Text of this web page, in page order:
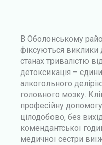
В Оболонському
фіксуються виклики
станах тривалістю
детоксикація –
алкогольного
головного мозку.
професійну
цілодобово, без
комендантської
медичної сестри